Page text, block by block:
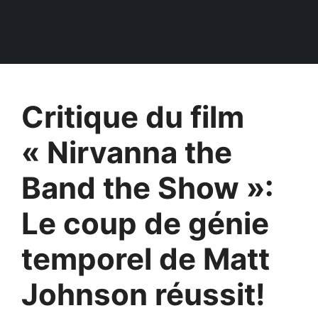
Critique du film
« Nirvanna the
Band the Show »:
Le coup de génie
temporel de Matt
Johnson réussit!